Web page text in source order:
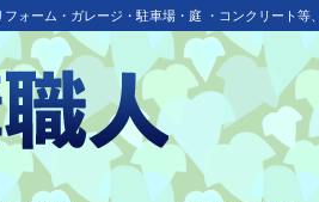
ォーム・ガレージ・駐車場・庭 ・コンクリート等